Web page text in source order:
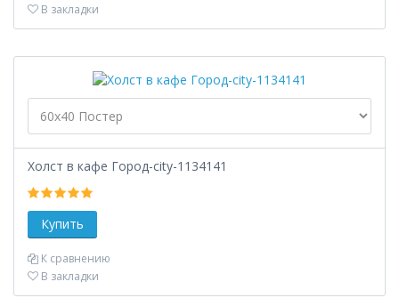
В закладки
Холст в кафе Город-city-1134141
К сравнению
В закладки